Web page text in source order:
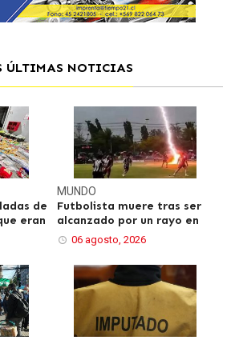
ÚLTIMAS NOTICIAS
de
eran
MUNDO
Futbolista muere tras ser
alcanzado por un rayo en
06 agosto, 2026